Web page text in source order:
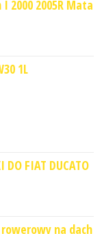
2000 2005R Mata
1L
DO FIAT DUCATO
na dach